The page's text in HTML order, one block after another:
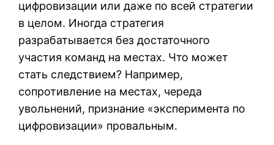
цифровизации или даже по всей стратегии
в целом. Иногда стратегия
разрабатывается без достаточного
участия команд на местах. Что может
стать следствием? Например,
сопротивление на местах, череда
увольнений, признание «эксперимента по
цифровизации» провальным.